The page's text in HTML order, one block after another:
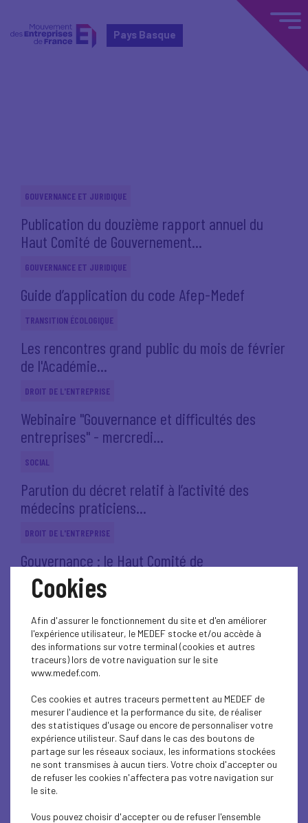
Pays Basque
GOUVERNANCE ET JURIDIQUE
Publication du douzième rapport annuel du
Haut Comité de Gouvernement...
GOUVERNANCE ET JURIDIQUE
Guide d’application du code Afep-Medef
TRANSITION ÉCOLOGIQUE
Les rencontres grand public du mois de février
de l'Académie...
DROIT DE L'ENTREPRISE
Webinaire "Gouvernance et difficultés des
entreprises" - mercredi...
SOCIAL
Parution du décret relatif à l’activité des
médecins praticiens...
DROIT DE L'ENTREPRISE
Gouvernance : le Haut Comité de
Gouvernement d’Entreprise publie...
Adoption de la proposition de loi tendant à
renforcer l’équilibre...
DROIT DE L'ENTREPRISE
Démarchage téléphonique : code de bonnes
pratiques déontologique...
DROIT DE L'ENTREPRISE
Guichet unique des formalités : le
gouvernement apporte des améliorations...
TRANSITION ÉCOLOGIQUE
Cookies
Afin d'assurer le fonctionnement du site et d'en améliorer
l'expérience utilisateur, le MEDEF stocke et/ou accède à
des informations sur votre terminal (cookies et autres
traceurs) lors de votre naviguation sur le site
www.medef.com.
Ces cookies et autres traceurs permettent au MEDEF de
mesurer l'audience et la performance du site, de réaliser
des statistiques d'usage ou encore de personnaliser votre
expérience utilisteur. Sauf dans le cas des boutons de
partage sur les réseaux sociaux, les informations stockées
ne sont transmises à aucun tiers. Votre choix d'accepter ou
de refuser les cookies n'affectera pas votre navigation sur
le site.
Vous pouvez choisir d'accepter ou de refuser l'ensemble